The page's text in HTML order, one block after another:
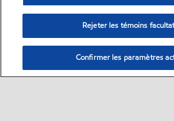
Rejeter les témoins
Confirmer les paramètres